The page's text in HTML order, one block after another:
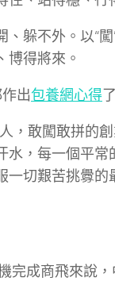
躲不外。以“
博得將來。
出包養網心得
，敢闖敢拼的
，每一個平常
切艱苦挑釁的
完成商飛來說